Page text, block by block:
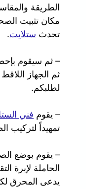
الطريقة
مكان تثبيت
تحدث ستلايت.
– ثم سيقوم
ثم الجهاز
لطلبكم.
– يقوم فني
تمهيداً لتركيب
– يقوم بوضع
الحاملة لإبرة
يدعى المحرق